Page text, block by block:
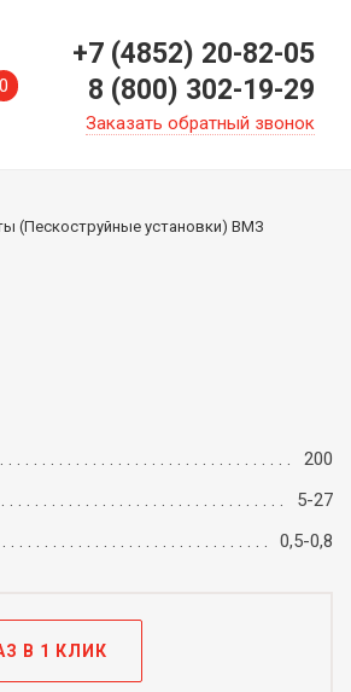
0
+7 (4852) 20-82-05
8 (800) 302-19-29
Заказать обратный звонок
(Пескоструйные установки) ВМЗ
200
5-27
0,5-0,8
В 1 КЛИК